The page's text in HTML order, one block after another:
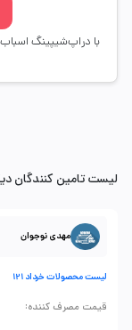
با دراپ‌شیپینگ
لیست تامین کنندگان
مهدی نوجوان
لیست محصولات خرداد 121
قیمت مصرف کننده: